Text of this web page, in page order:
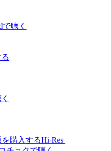
Hi-Res